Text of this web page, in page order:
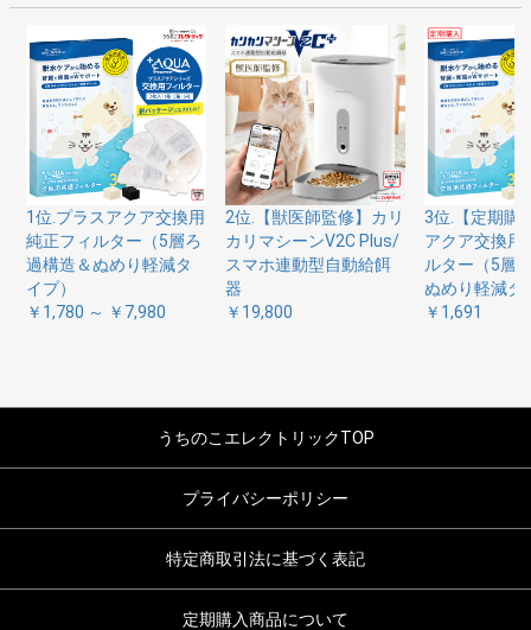
1位.プラスアクア交換用
純正フィルター（5層ろ
過構造＆ぬめり軽減タ
イプ）
￥1,780 ～ ￥7,980
2位.【獣医師監修】カリ
カリマシーンV2C Plus/
スマホ連動型自動給餌
器
￥19,800
3位.【定期購
アクア交換用
ルター（5層
ぬめり軽減タ
￥1,691
うちのこエレクトリックTOP
プライバシーポリシー
特定商取引法に基づく表記
定期購入商品について